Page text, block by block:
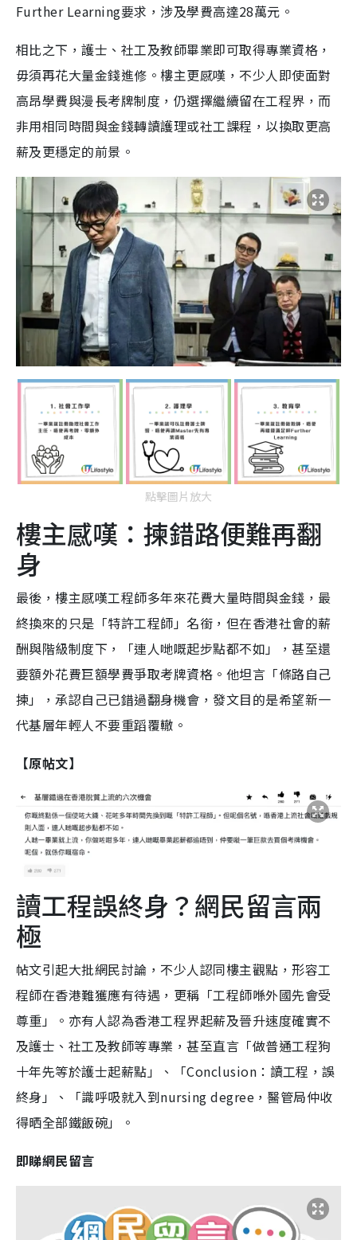
Further Learning要求，涉及學費高達28萬元。
相比之下，護士、社工及教師畢業即可取得專業資格，
毋須再花大量金錢進修。樓主更感嘆，不少人即使面對
高昂學費與漫長考牌制度，仍選擇繼續留在工程界，而
非用相同時間與金錢轉讀護理或社工課程，以換取更高
薪及更穩定的前景。
點擊圖片放大
樓主感嘆：揀錯路便難再翻
身
最後，樓主感嘆工程師多年來花費大量時間與金錢，最
終換來的只是「特許工程師」名銜，但在香港社會的薪
酬與階級制度下，「連人哋嘅起步點都不如」，甚至還
要額外花費巨額學費爭取考牌資格。他坦言「條路自己
揀」，承認自己已錯過翻身機會，發文目的是希望新一
代基層年輕人不要重蹈覆轍。
【原帖文】
讀工程誤終身？網民留言兩
極
帖文引起大批網民討論，不少人認同樓主觀點，形容工
程師在香港難獲應有待遇，更稱「工程師喺外國先會受
尊重」。亦有人認為香港工程界起薪及晉升速度確實不
及護士、社工及教師等專業，甚至直言「做普通工程狗
十年先等於護士起薪點」、「Conclusion：讀工程，誤
終身」、「識呼吸就入到nursing degree，醫管局仲收
得晒全部鐵飯碗」。
即睇網民留言